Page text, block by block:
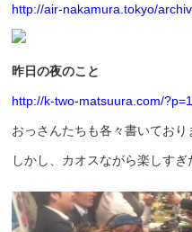
http://air-nakamura.tokyo/
昨日の夜のこと
http://k-two-matsuura.com/?
おっさんたちも各々書いてお
しかし、カオスながら楽しす